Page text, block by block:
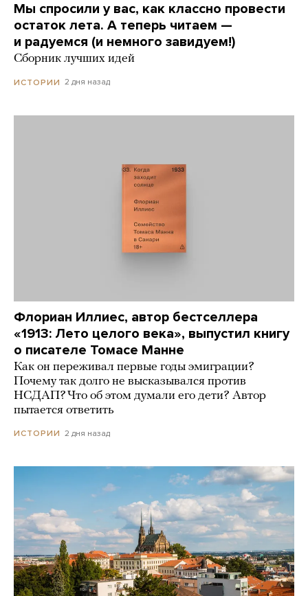
Мы спросили у вас, как классно провести
остаток лета. А теперь читаем —
и радуемся (и немного завидуем!)
Сборник лучших идей
ИСТОРИИ 2 дня назад
Флориан Иллиес, автор бестселлера
«1913: Лето целого века», выпустил книгу
о писателе Томасе Манне
Как он переживал первые годы эмиграции?
Почему так долго не высказывался против
НСДАП? Что об этом думали его дети? Автор
пытается ответить
ИСТОРИИ 2 дня назад